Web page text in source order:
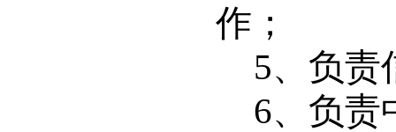
作；
5、负责
6、负责